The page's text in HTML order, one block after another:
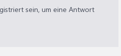
sein, um eine Antwort